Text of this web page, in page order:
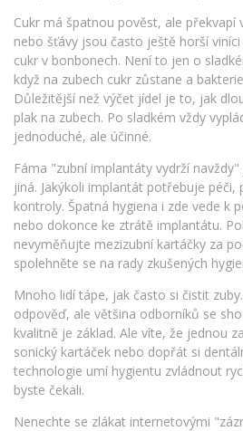
Cukr má špatnou pověst, ale překvapí
nebo šťávy jsou často ještě horší
cukr v bonbonech. Není to jen o
když na zubech cukr zůstane a
Důležitější než výčet jídel je to, jak
plak na zubech. Po sladkém vždy
jednoduché, ale účinné.
Fáma "zubní implantáty vydrží
jiná. Jakýkoli implantát potřebuje péči,
kontroly. Špatná hygiena i zde vede k
nebo dokonce ke ztrátě implantátu.
nevyměňujte mezizubní kartáčky za
spolehněte se na rady zkušených
Mnoho lidí tápe, jak často si čistit
odpověď, ale většina odborníků se
kvalitně je základ. Ale víte, že jednou
sonický kartáček nebo dopřát si
technologie umí hygientu zvládnout
byste čekali.
Nenechte se zlákat internetovými